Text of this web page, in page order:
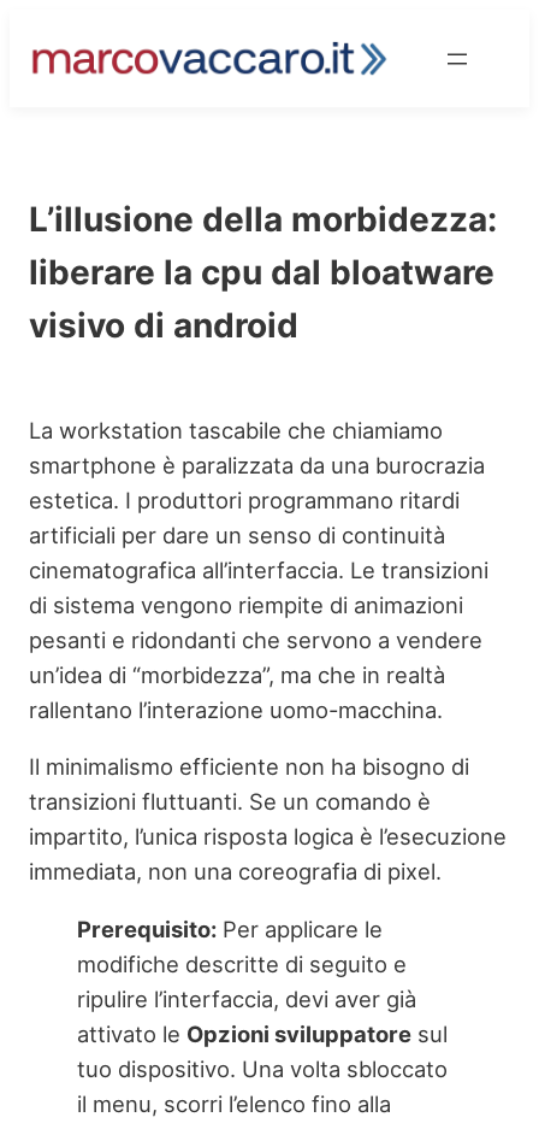
L’illusione della morbidezza:
liberare la cpu dal bloatware
visivo di android
La workstation tascabile che chiamiamo
smartphone è paralizzata da una burocrazia
estetica. I produttori programmano ritardi
artificiali per dare un senso di continuità
cinematografica all’interfaccia. Le transizioni
di sistema vengono riempite di animazioni
pesanti e ridondanti che servono a vendere
un’idea di “morbidezza”, ma che in realtà
rallentano l’interazione uomo-macchina.
Il minimalismo efficiente non ha bisogno di
transizioni fluttuanti. Se un comando è
impartito, l’unica risposta logica è l’esecuzione
immediata, non una coreografia di pixel.
Prerequisito: Per applicare le
modifiche descritte di seguito e
ripulire l’interfaccia, devi aver già
attivato le Opzioni sviluppatore sul
tuo dispositivo. Una volta sbloccato
il menu, scorri l’elenco fino alla